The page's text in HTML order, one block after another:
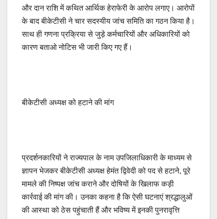
और दान राशि में कथित आर्थिक हेराफेरी के आरोप लगाए। आरोपों
के बाद बीकेटीसी ने चार सदस्यीय जांच समिति का गठन किया है।
साथ ही गणना प्रक्रिया से जुड़े कर्मचारियों और अधिकारियों को
कारण बताओ नोटिस भी जारी किए गए हैं।
बीकेटीसी अध्यक्ष को हटाने की मांग
प्रदर्शनकारियों ने राज्यपाल के नाम उपजिलाधिकारी के माध्यम से
ज्ञापन भेजकर बीकेटीसी अध्यक्ष हेमंत द्विवेदी को पद से हटाने, पूरे
मामले की निष्पक्ष जांच कराने और दोषियों के खिलाफ कड़ी
कार्रवाई की मांग की। उनका कहना है कि ऐसी घटनाएं श्रद्धालुओं
की आस्था को ठेस पहुंचाती हैं और भविष्य में इनकी पुनरावृत्ति